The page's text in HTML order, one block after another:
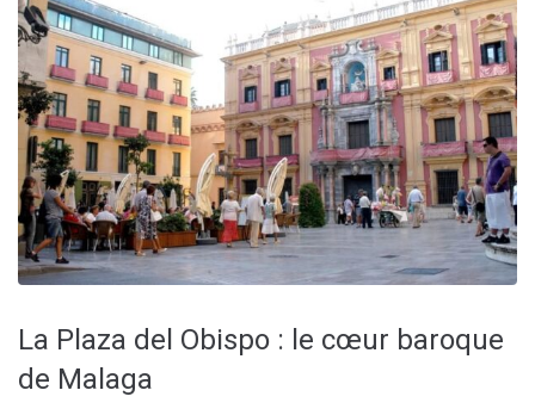
La Plaza del Obispo : le cœur baroque
de Malaga